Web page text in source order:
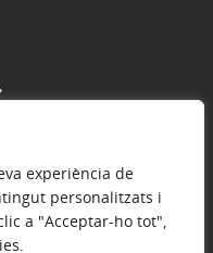
experiència de
personalitzats i
a "Acceptar-ho tot",